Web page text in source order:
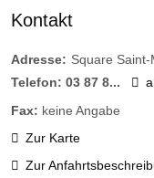
Kontakt
Adresse: Square Saint-
Telefon: 03 87 8...
Fax: keine Angabe
Zur Karte
Zur